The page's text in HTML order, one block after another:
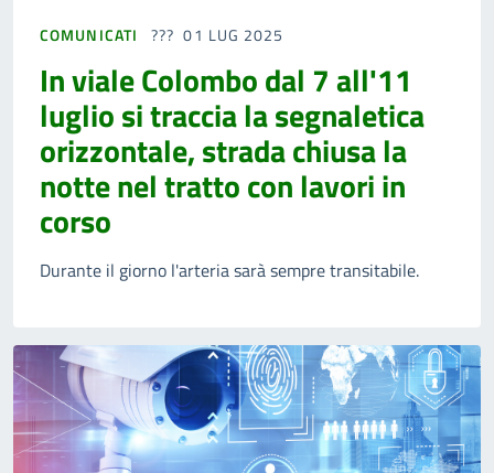
COMUNICATI 01 LUG 2025
In viale Colombo dal 7 all'11
luglio si traccia la segnaletica
orizzontale, strada chiusa la
notte nel tratto con lavori in
corso
Durante il giorno l'arteria sarà sempre transitabile.